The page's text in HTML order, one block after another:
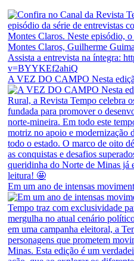
A VEZ DO CAMPO Nesta
Em um ano de intensas